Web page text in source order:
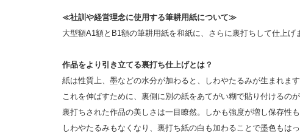
≪社訓や経営理念に使用する筆耕用紙について≫
大型額A1額とB1額の筆耕用紙を和紙に、さらに裏打ちして仕上げ
作品をより引き立てる裏打ち仕上げとは？
紙は性質上、墨などの水分が加わると、しわやたるみが生まれます
これを伸ばすために、裏側に別の紙をあてがい糊で貼り付けるのが
裏打ちされた作品の美しさは一目瞭然。しかも強度が増し保存性も
しわやたるみもなくなり、裏打ち紙の白も加わることで墨色もはっ